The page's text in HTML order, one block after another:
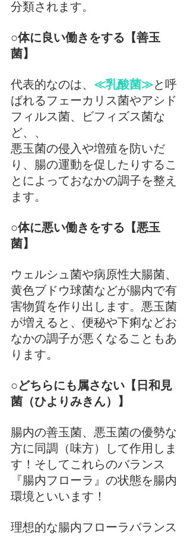
分類されます。
○体に良い働きをする【善玉
菌】
代表的なのは、 ≪乳酸菌≫と呼
ばれるフェーカリス菌やアシド
フィルス菌、ビフィズス菌な
ど、、
悪玉菌の侵入や増殖を防いだ
り、腸の運動を促したりするこ
とによっておなかの調子を整え
ます。
○体に悪い働きをする【悪玉
菌】
ウェルシュ菌や病原性大腸菌、
黄色ブドウ球菌などが腸内で有
害物質を作り出します。悪玉菌
が増えると、便秘や下痢などお
なかの調子が悪くなることもあ
ります。
○どちらにも属さない【日和見
菌（ひよりみきん）】
腸内の善玉菌、悪玉菌の優勢な
方に同調（味方）して作用しま
す！そしてこれらのバランス
『腸内フローラ』の状態を腸内
環境といいます！
理想的な腸内フローラバランス